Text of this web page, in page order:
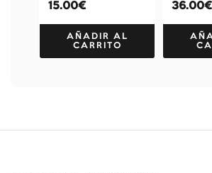
15.00€
AÑADIR AL
CARRITO
36.00€